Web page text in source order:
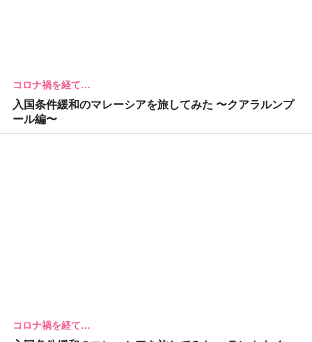
コロナ禍を経て…
入国条件緩和のマレーシアを旅してみた 〜クアラルンプ
ール編〜
コロナ禍を経て…